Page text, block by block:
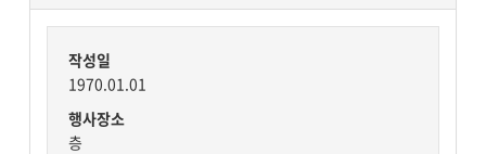
작성일
1970.01.01
행사장소
층